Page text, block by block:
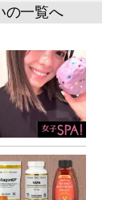
の一覧へ